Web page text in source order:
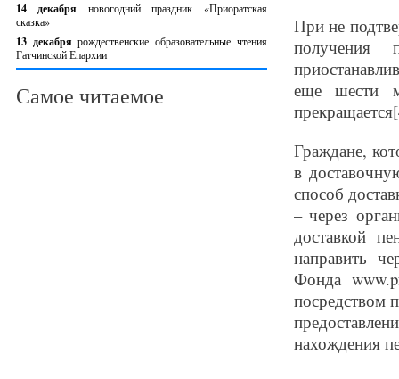
14 декабря новогодний праздник «Приоратская
сказка»
13 декабрярождественские образовательные чтения
Гатчинской Епархии
Самое читаемое
При не
получения
еще шести
Граждане,
в
способ
– через
доставкой
направить
Фонда
посредством
нахождения